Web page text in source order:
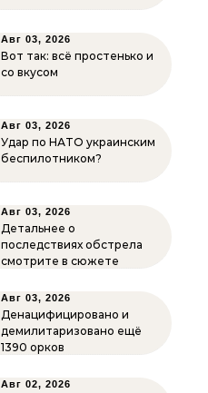
Авг 03, 2026
Вот так: всё простенько и
со вкусом
Авг 03, 2026
Удар по НАТО украинским
беспилотником?
Авг 03, 2026
Детальнее о
последствиях обстрела
смотрите в сюжете
Авг 03, 2026
Денацифицировано и
демилитаризовано ещё
1390 орков
Авг 02, 2026